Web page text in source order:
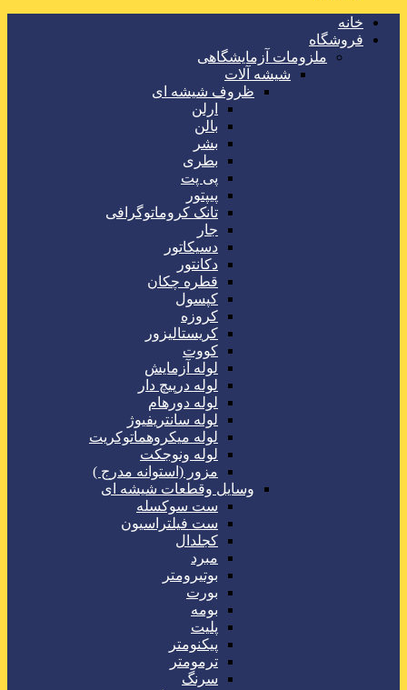
خانه
فروشگاه
ملزومات آزمایشگاهی
شیشه آلات
ظروف شیشه ای
ارلن
بالن
بشر
بطری
پی پت
پیپتور
تانک کروماتوگرافی
جار
دسیکاتور
دکانتور
قطره چکان
کپسول
کروزه
کریستالیزور
کووت
لوله آزمایش
لوله درپیچ دار
لوله دورهام
لوله سانتریفیوژ
لوله میکروهماتوکریت
لوله ونوجکت
مزور (استوانه مدرج )
وسایل وقطعات شیشه ای
ست سوکسله
ست فیلتراسیون
کجلدال
مبرد
بوتیرومتر
بورت
بومه
پلیت
پیکنومتر
ترمومتر
سرنگ